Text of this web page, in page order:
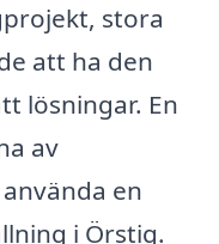
stora
att ha den
lösningar. En
av
en
i Örstig.